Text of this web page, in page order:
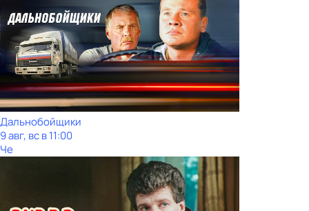
Дальнобойщики
9 авг, вс в 11:00
Че